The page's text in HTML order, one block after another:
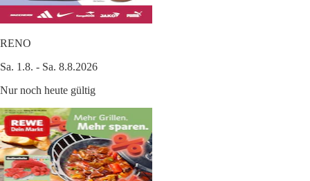
RENO
Sa. 1.8. - Sa. 8.8.2026
Nur noch heute gültig